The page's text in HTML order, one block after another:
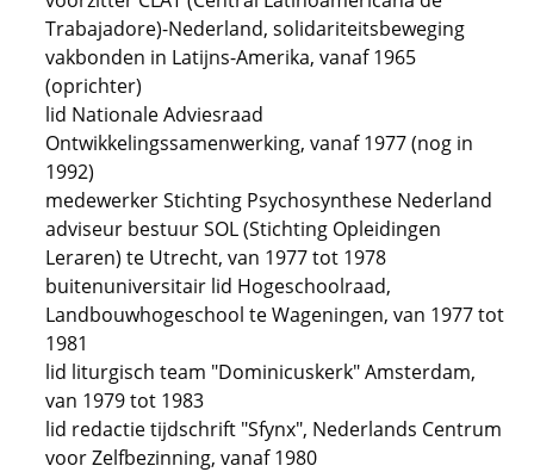
Trabajadore)-Nederland, solidariteitsbeweging
vakbonden in Latijns-Amerika, vanaf 1965
(oprichter)
lid Nationale Adviesraad
Ontwikkelingssamenwerking, vanaf 1977 (nog in
1992)
medewerker Stichting Psychosynthese Nederland
adviseur bestuur SOL (Stichting Opleidingen
Leraren) te Utrecht, van 1977 tot 1978
buitenuniversitair lid Hogeschoolraad,
Landbouwhogeschool te Wageningen, van 1977 tot
1981
lid liturgisch team "Dominicuskerk" Amsterdam,
van 1979 tot 1983
lid redactie tijdschrift "Sfynx", Nederlands Centrum
voor Zelfbezinning, vanaf 1980